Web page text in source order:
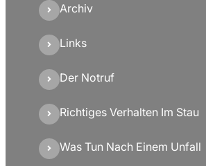
Archiv
Links
Der Notruf
Richtiges Verhalten Im Stau
Was Tun Nach Einem Unfall